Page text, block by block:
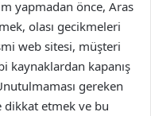
yapmadan önce, Aras
olası gecikmeleri
web sitesi, müşteri
kaynaklardan kapanış
gereken
dikkat etmek ve bu